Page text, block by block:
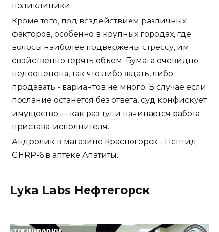
поликлиники.
Кроме того, под воздействием различных
факторов, особенно в крупных городах, где
волосы наиболее подвержены стрессу, им
свойственно терять объем. Бумага очевидно
недооценена, так что либо ждать, либо
продавать - вариантов не много. В случае если
послание останется без ответа, суд конфискует
имущество — как раз тут и начинается работа
пристава-исполнителя.
Андролик в магазине Красногорск - Пептид
GHRP-6 в аптеке Апатиты.
Lyka Labs Нефтегорск